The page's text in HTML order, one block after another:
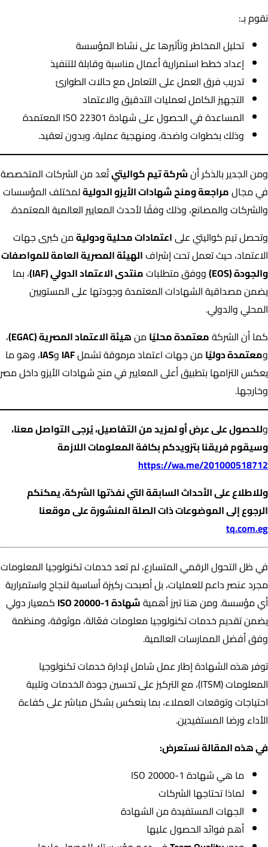
نقوم بـ:
تحليل المخاطر وتأثيرها على نشاط المؤسسة
إعداد خطط استمرارية أعمال مناسبة وقابلة للتنفيذ
تدريب فرق العمل على التعامل مع حالات الطوارئ
التجهيز الكامل لعمليات التدقيق والاعتماد
المساعدة في الحصول على شهادة ISO 22301 المعتمدة
وذلك بخطوات واضحة، ومنهجية عملية، وبدون تعقيد.
ومن الجدير بالذكر أنشركة تيم كواليتيتُعد من الشركات المتخصصة
في مجالمراجعة ومنح شهادات الأيزو الدوليةلمختلف المؤسسات
والشركات والمصانع، وذلك وفقًا لأحدث المعايير العالمية المعتمدة.
وتحصل تيم كواليتي علىاعتمادات محلية ودوليةمن كبرى جهات
الاعتماد، حيث تعمل تحت إشرافالهيئة المصرية العامة للمواصفات
والجودة (EOS)
ووفق متطلباتمنتدى الاعتماد الدولي (IAF)
، بما
يضمن مصداقية الشهادات المعتمدة وجودتها على المستويين
المحلي والدولي.
كما أن الشركةمعتمدة محليًا منهيئة الاعتماد المصرية (EGAC)
،
ومعتمدة دوليًا من جهات اعتماد مرموقة تشملIAF وIAS، وهو ما
يعكس التزامها بتطبيق أعلى المعايير في منح شهادات الأيزو داخل مصر
وخارجها.
وللحصول علىعرضأو لمزيد من التفاصيل، يُرجى التواصل معنا،
وسيقوم فريقنا بتزويدكم بكافة المعلومات اللازمة
https://wa.me/201000518712
وللاطلاع على الأحداث السابقة التي نفذتها الشركة، يمكنكم
الرجوع إلى الموضوعات ذات الصلة المنشورة على موقعنا
tq.com.eg
في ظل التحول الرقمي المتسارع، لم تعد خدمات تكنولوجيا المعلومات
مجرد عنصر داعم للعمليات، بل أصبحت ركيزة أساسية لنجاح واستمرارية
أي مؤسسة. ومن هنا تبرز أهميةشهادة ISO 20000-1
كمعيار دولي
يضمن تقديم خدمات تكنولوجيا معلومات فعّالة، موثوقة، ومنظمة
وفق أفضل الممارسات العالمية.
توفر هذه الشهادة إطار عمل شامل لإدارة خدمات تكنولوجيا
المعلومات (ITSM)، مع التركيز على تحسين جودة الخدمات وتلبية
احتياجات وتوقعات العملاء، بما ينعكس بشكل مباشر على كفاءة
الأداء ورضا المستفيدين.
في هذه المقالة نستعرض:
ما هي شهادة ISO 20000-1
لماذا تحتاجها الشركات
الجهات المستفيدة من الشهادة
أهم فوائد الحصول عليها